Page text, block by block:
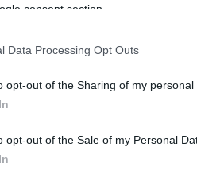
consent section.
Data Processing Opt Outs
opt-out of the Sharing of my personal
opt-out of the Sale of my Personal